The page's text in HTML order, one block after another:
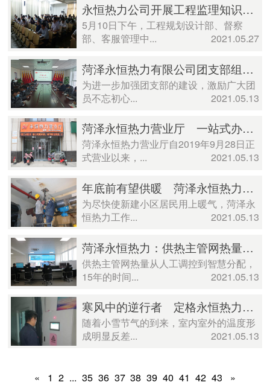
永恒热力公司开展工程监理知识培训活动
5月10日下午，工程规划设计部、督察
部、客服管理中...
2021.05.27
菏泽永恒热力有限公司团支部组织开展 “学党史、强信念、跟党走”学习教育活动
为进一步加强团支部的建设，激励广大团
员不忘初心...
2021.05.13
菏泽永恒热力营业厅 一站式办理供热业务
菏泽永恒热力营业厅自2019年9月28日正
式营业以来，...
2021.05.13
年底前有望供暖 菏泽永恒热力为辖区内18个新入网小区供暖提速
为尽快使新建小区居民用上暖气，菏泽永
恒热力工作...
2021.05.13
菏泽永恒热力：供热主管网热量从人工调控到智慧分配，彻底解决小区冷热不均问题
供热主管网热量从人工调控到智慧分配，
15年的时间...
2021.05.13
寒风中的逆行者 定格永恒热力人“普通”的工作瞬间
随着小雪节气的到来，室内室外的温度形
成明显反差...
2021.05.13
« 1 2 ... 35 36 37 38 39 40 41 42 43 »